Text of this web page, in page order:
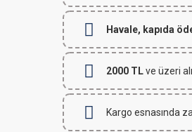
Havale, kapıda
2000 TLve üzeri
Kargo esnasında